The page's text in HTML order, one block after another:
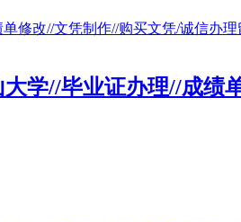
学//毕业证办理//成